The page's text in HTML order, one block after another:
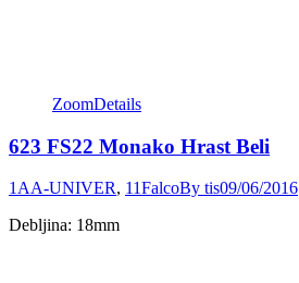
ZoomDetails
623 FS22 Monako Hrast Beli
1AA-UNIVER, 11FalcoBy tis09/06/2016
Debljina: 18mm